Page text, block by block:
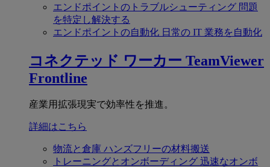
エンドポイントのトラブルシューティング 問題
を特定し解決する
エンドポイントの自動化 日常の IT 業務を自動化
コネクテッド ワーカー TeamViewer
Frontline
産業用拡張現実で効率性を推進。
詳細はこちら
物流と倉庫 ハンズフリーの材料搬送
トレーニングとオンボーディング 迅速なオンボ